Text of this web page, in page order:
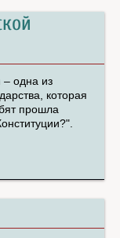
– одна из
которая
прошла